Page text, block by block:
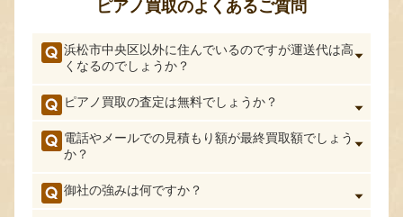
ピアノ買取のよくあるご質問
浜松市中央区以外に住んでいるのですが運送代は高
くなるのでしょうか？
ピアノ買取の査定は無料でしょうか？
電話やメールでの見積もり額が最終買取額でしょう
か？
御社の強みは何ですか？